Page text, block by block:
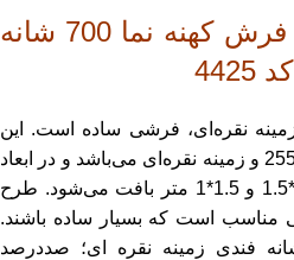
معرفی و مشخصات فرش کهنه نما 700 شانه
شانه فندی زمینه نقره‌ای، فرشی ساده است. این
فرش 700 شانه دارای تراکم 2550 و زمینه نقره‌ای می‌باشد و در ابعاد
مختلف اعم از 12، 9، 6، 2.25*1.5 و 1.5*1 متر بافت می‌شود. طرح
مناسب است که بسیار ساده باشند.
فرش کهنه نما 700 شانه فندی زمینه نقره ای؛ صددرصد